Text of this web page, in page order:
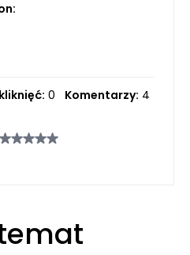
0 Komentarzy: 4